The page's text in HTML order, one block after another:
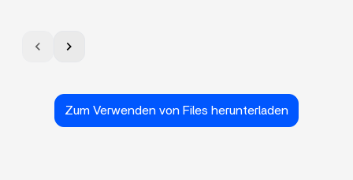
Zum Verwenden von Files herunterladen